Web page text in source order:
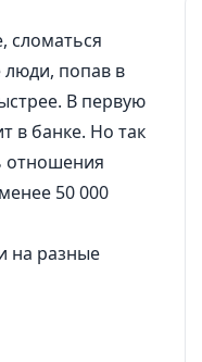
сломаться
люди, попав в
В первую
в банке. Но так
отношения
50 000
на разные